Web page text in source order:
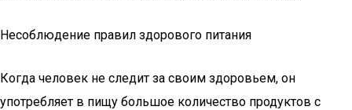
Несоблюдение правил здорового питания
Когда человек не следит за своим здоровьем, он
употребляет в пищу большое количество продуктов с